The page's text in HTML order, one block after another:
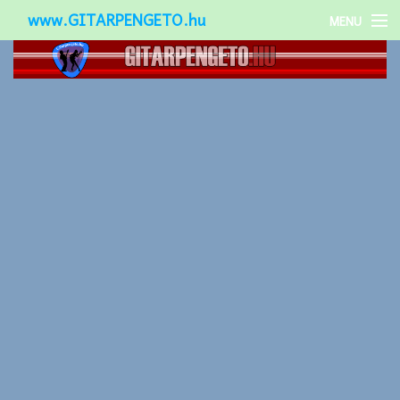
www.GITARPENGETO.hu MENU
Népszerű-